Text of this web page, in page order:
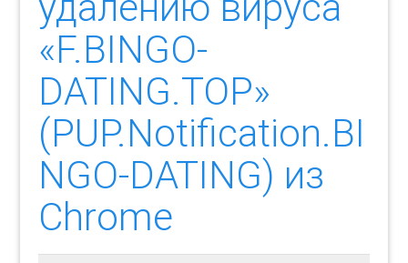
«F.BINGO-
DATING.TOP»
(PUP.Notification.BI
NGO-DATING) из
Chrome